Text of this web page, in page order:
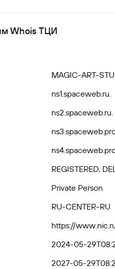
Whois ТЦИ
MAGIC-ART-
ns1.spaceweb.ru.
ns2.spaceweb.ru.
REGISTERED,
Private Person
RU-CENTER-RU
https://
2024-05-
2027-05-